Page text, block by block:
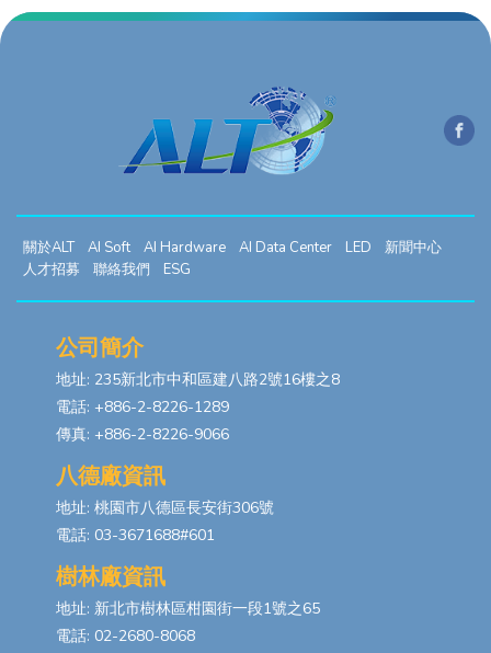
關於ALT AI Soft AI Hardware AI Data Center LED
新聞中心
人才招募
聯絡我們 ESG
公司簡介
地址: 235新北市中和區建八路2號16樓之8
電話: +886-2-8226-1289
傳真: +886-2-8226-9066
八德廠資訊
地址: 桃園市八德區長安街306號
電話: 03-3671688#601
樹林廠資訊
地址: 新北市樹林區柑園街一段1號之65
電話: 02-2680-8068